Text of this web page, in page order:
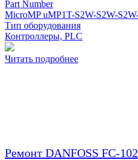
Part Number
MicroMP uMP1T-S2W-S2W-
Тип оборудования
Контроллеры, PLC
Читать подробнее
Ремонт DANFOSS FC-